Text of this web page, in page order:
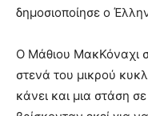
δημοσιοποίησε ο
Ο Μάθιου ΜακΚόναχι
στενά του μικρού
κάνει και μια στάση